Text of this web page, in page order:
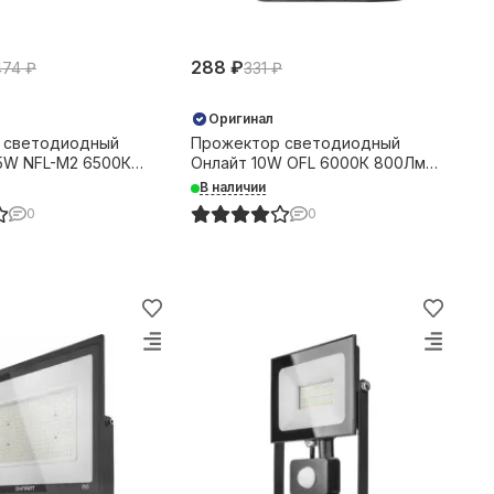
₽
NFL-M2 6500К
черный 38545
0
288 ₽331 ₽
Оригинал
Прожектор светодиодный
Онлайт 10W OFL 6000К 800Лм
IP65 черный 31886
В наличии
0